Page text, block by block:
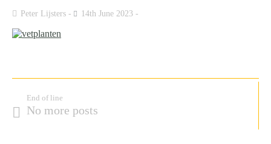
Peter Lijsters 14th June 2023
End of line
No more posts